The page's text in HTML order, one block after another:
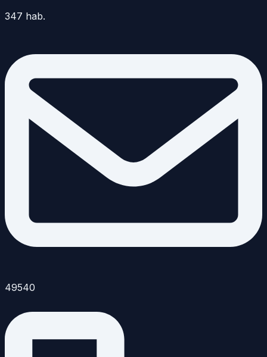
347 hab.
49540